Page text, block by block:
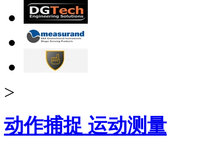
>
动作捕捉 运动测量